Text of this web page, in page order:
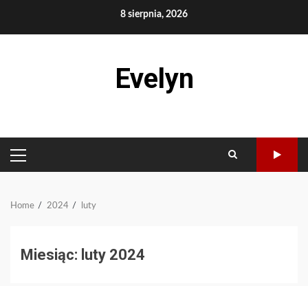
8 sierpnia, 2026
Evelyn
PRIMARY
MENU
Home 2024 luty
Miesiąc: luty 2024